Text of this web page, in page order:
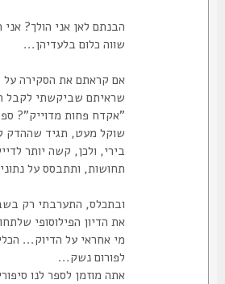
הבנתם לאן אני הולך? אני
שווה כלום בלעדיהן...
שראיתם שביקשתי לקבל
"אקדח פחות מדוייק"? ספר
שוקל מעט, תגיד שההדק קשה,
בירי, ולכן, קשה יותר לדייק
תחושות, ותתבסס על נתונים...
ובתכלס, התערבתי רק בשביל
את הדיון הפילוסופי
מי אחראי על הדיוק... הכלי, או
לפורום נשק...